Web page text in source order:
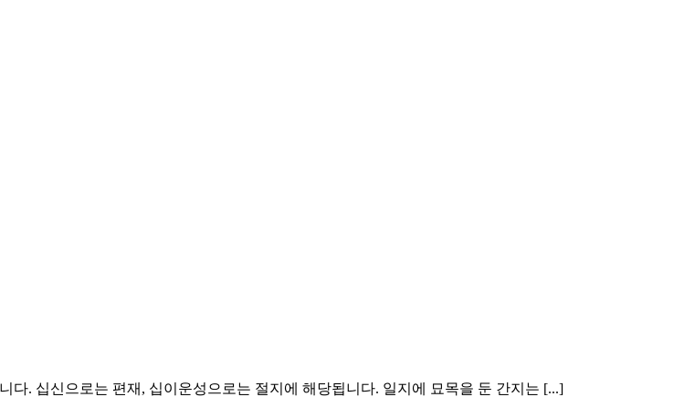
. 십신으로는 편재, 십이운성으로는 절지에 해당됩니다. 일지에 묘목을 둔 간지는 [...]